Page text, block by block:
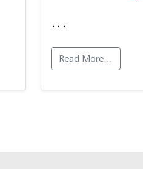
…
Read More…